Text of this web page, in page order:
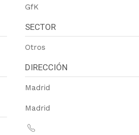
GfK
SECTOR
Otros
DIRECCIÓN
Madrid
Madrid